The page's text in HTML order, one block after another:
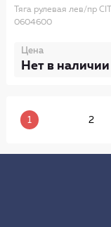
Тяга рулевая лев/пр
0604600
Цена
Нет в наличии
1 2